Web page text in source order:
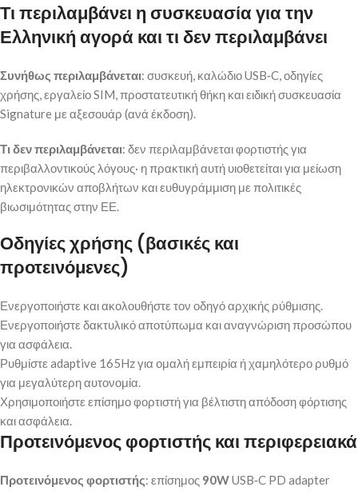
Τι περιλαμβάνει η συσκευασία για την
Ελληνική αγορά και τι δενπεριλαμβάνει
Συνήθως περιλαμβάνεται: συσκευή, καλώδιο USB‑C, οδηγίες
χρήσης, εργαλείο SIM, προστατευτική θήκη και ειδική συσκευασία
Signature με αξεσουάρ (ανά έκδοση).
Τι δεν περιλαμβάνεται: δεν περιλαμβάνεται φορτιστής για
περιβαλλοντικούς λόγους· η πρακτική αυτή υιοθετείται για μείωση
ηλεκτρονικών αποβλήτων και ευθυγράμμιση με πολιτικές
βιωσιμότητας στην ΕΕ.
Οδηγίες χρήσης (βασικές και
προτεινόμενες)
Ενεργοποιήστε και ακολουθήστε τον οδηγό αρχικής ρύθμισης.
Ενεργοποιήστε δακτυλικό αποτύπωμα και αναγνώριση προσώπου
για ασφάλεια.
Ρυθμίστε adaptive 165Hz για ομαλή εμπειρία ή χαμηλότερο ρυθμό
για μεγαλύτερη αυτονομία.
Χρησιμοποιήστε επίσημο φορτιστή για βέλτιστη απόδοση φόρτισης
και ασφάλεια.
Προτεινόμενος φορτιστής και περιφερειακά
Προτεινόμενος φορτιστής: επίσημος 90WUSB‑C PD adapter